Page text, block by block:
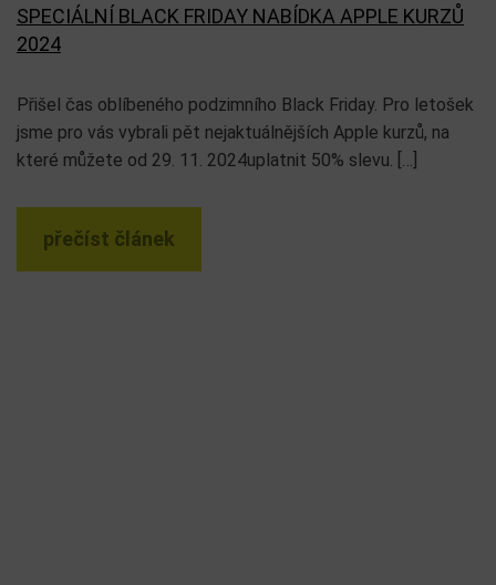
SPECIÁLNÍ BLACK FRIDAY NABÍDKA APPLE KURZŮ
2024
Přišel čas oblíbeného podzimního Black Friday. Pro letošek
jsme pro vás vybrali pět nejaktuálnějších Apple kurzů, na
které můžete od 29. 11. 2024uplatnit 50% slevu. […]
přečíst článek